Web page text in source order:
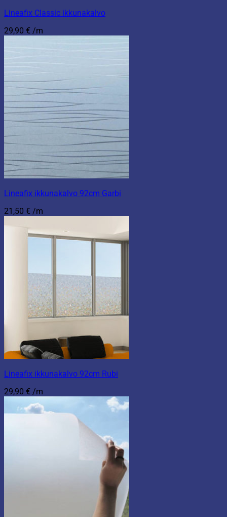
Lineafix Classic ikkunakalvo
29,90 € /m
Lineafix ikkunakalvo 92cm Garbi
21,50 € /m
Lineafix ikkunakalvo 92cm Rubi
29,90 € /m